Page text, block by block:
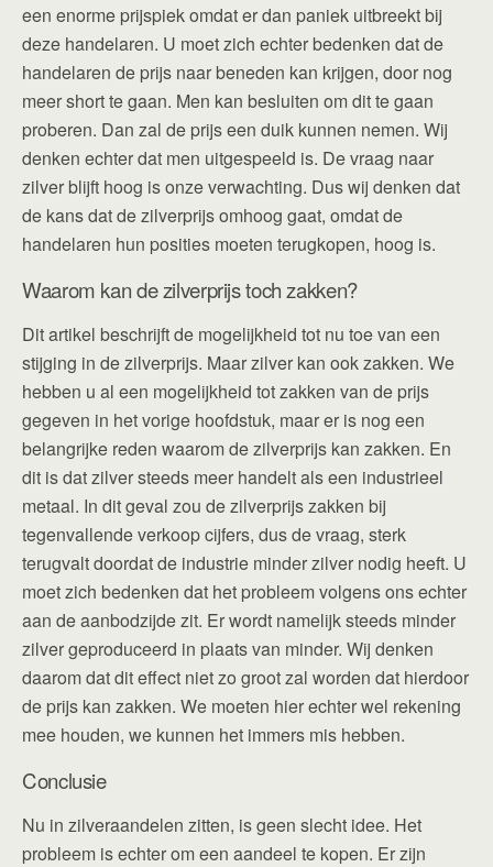
een enorme prijspiek omdat er dan paniek uitbreekt bij
deze handelaren. U moet zich echter bedenken dat de
handelaren de prijs naar beneden kan krijgen, door nog
meer short te gaan. Men kan besluiten om dit te gaan
proberen. Dan zal de prijs een duik kunnen nemen. Wij
denken echter dat men uitgespeeld is. De vraag naar
zilver blijft hoog is onze verwachting. Dus wij denken dat
de kans dat de zilverprijs omhoog gaat, omdat de
handelaren hun posities moeten terugkopen, hoog is.
Waarom kan de zilverprijs toch zakken?
Dit artikel beschrijft de mogelijkheid tot nu toe van een
stijging in de zilverprijs. Maar zilver kan ook zakken. We
hebben u al een mogelijkheid tot zakken van de prijs
gegeven in het vorige hoofdstuk, maar er is nog een
belangrijke reden waarom de zilverprijs kan zakken. En
dit is dat zilver steeds meer handelt als een industrieel
metaal. In dit geval zou de zilverprijs zakken bij
tegenvallende verkoop cijfers, dus de vraag, sterk
terugvalt doordat de industrie minder zilver nodig heeft. U
moet zich bedenken dat het probleem volgens ons echter
aan de aanbodzijde zit. Er wordt namelijk steeds minder
zilver geproduceerd in plaats van minder. Wij denken
daarom dat dit effect niet zo groot zal worden dat hierdoor
de prijs kan zakken. We moeten hier echter wel rekening
mee houden, we kunnen het immers mis hebben.
Conclusie
Nu in zilveraandelen zitten, is geen slecht idee. Het
probleem is echter om een aandeel te kopen. Er zijn